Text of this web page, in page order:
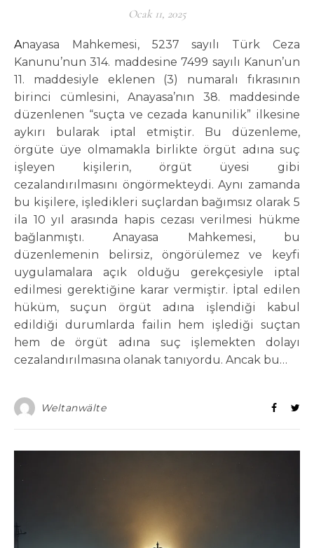
Ocak 11, 2025
Anayasa Mahkemesi, 5237 sayılı Türk Ceza
Kanunu’nun 314. maddesine 7499 sayılı Kanun’un
11. maddesiyle eklenen (3) numaralı fıkrasının
birinci cümlesini, Anayasa’nın 38. maddesinde
düzenlenen “suçta ve cezada kanunilik” ilkesine
aykırı bularak iptal etmiştir. Bu düzenleme,
örgüte üye olmamakla birlikte örgüt adına suç
işleyen kişilerin, örgüt üyesi gibi
cezalandırılmasını öngörmekteydi. Aynı zamanda
bu kişilere, işledikleri suçlardan bağımsız olarak 5
ila 10 yıl arasında hapis cezası verilmesi hükme
bağlanmıştı. Anayasa Mahkemesi, bu
düzenlemenin belirsiz, öngörülemez ve keyfi
uygulamalara açık olduğu gerekçesiyle iptal
edilmesi gerektiğine karar vermiştir. İptal edilen
hüküm, suçun örgüt adına işlendiği kabul
edildiği durumlarda failin hem işlediği suçtan
hem de örgüt adına suç işlemekten dolayı
cezalandırılmasına olanak tanıyordu. Ancak bu…
Weltanwälte